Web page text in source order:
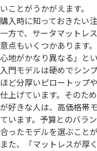
いことがうかがえます。
購入時に知っておきたい
一方で、サータマットレ
意点もいくつかあります
心地がかなり異なる」と
入門モデルは硬めでシン
ほど分厚いピロートップ
仕上げています。そのた
が好きな人は、高価格帯
ています。予算とのバラ
合ったモデルを選ぶことが
また、「マットレスが厚